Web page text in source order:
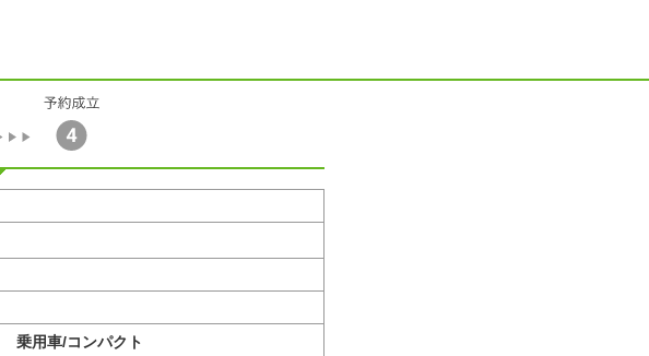
乗用車/コンパクト